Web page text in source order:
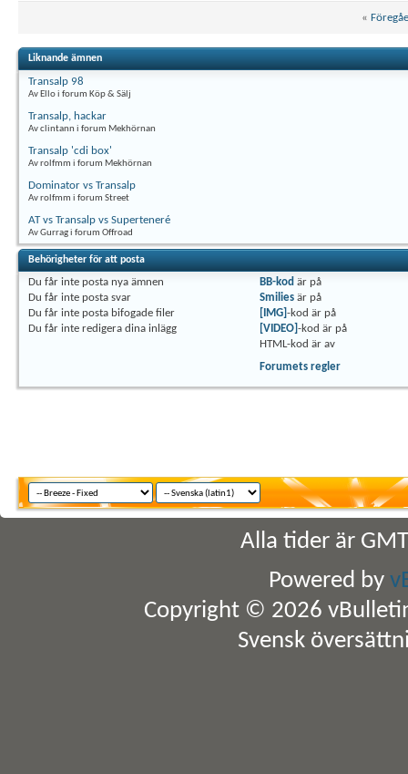
«
Liknande ämnen
Transalp 98
Av Ello i forum Köp & Sälj
Transalp, hackar
Av clintann i forum Mekhörnan
Transalp 'cdi box'
Av rolfmm i forum Mekhörnan
Dominator vs Transalp
Av rolfmm i forum Street
AT vs Transalp vs Superteneré
Av Gurrag i forum Offroad
Behörigheter för att posta
Du får inte posta nya ämnen
Du får inte posta svar
Du får inte posta bifogade filer
Du får inte redigera dina inlägg
BB-kod är på
Smilies är på
[IMG] -kod är på
[VIDEO] -kod är på
HTML-kod är av
Forumets regler
Alla tider är
Powered by
Copyright © 2026
Svensk